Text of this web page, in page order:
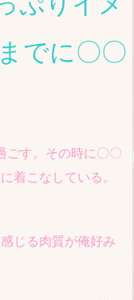
でに〇〇
ごす。その時に〇〇
着こなしている。
じる肉質が俺好み